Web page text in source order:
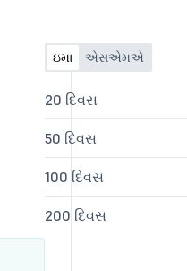
ઇમા એસએમએ
20 દિવસ
50 દિવસ
100 દિવસ
200 દિવસ